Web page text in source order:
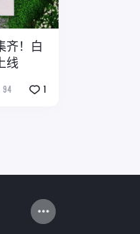
齐！白
线
94 1